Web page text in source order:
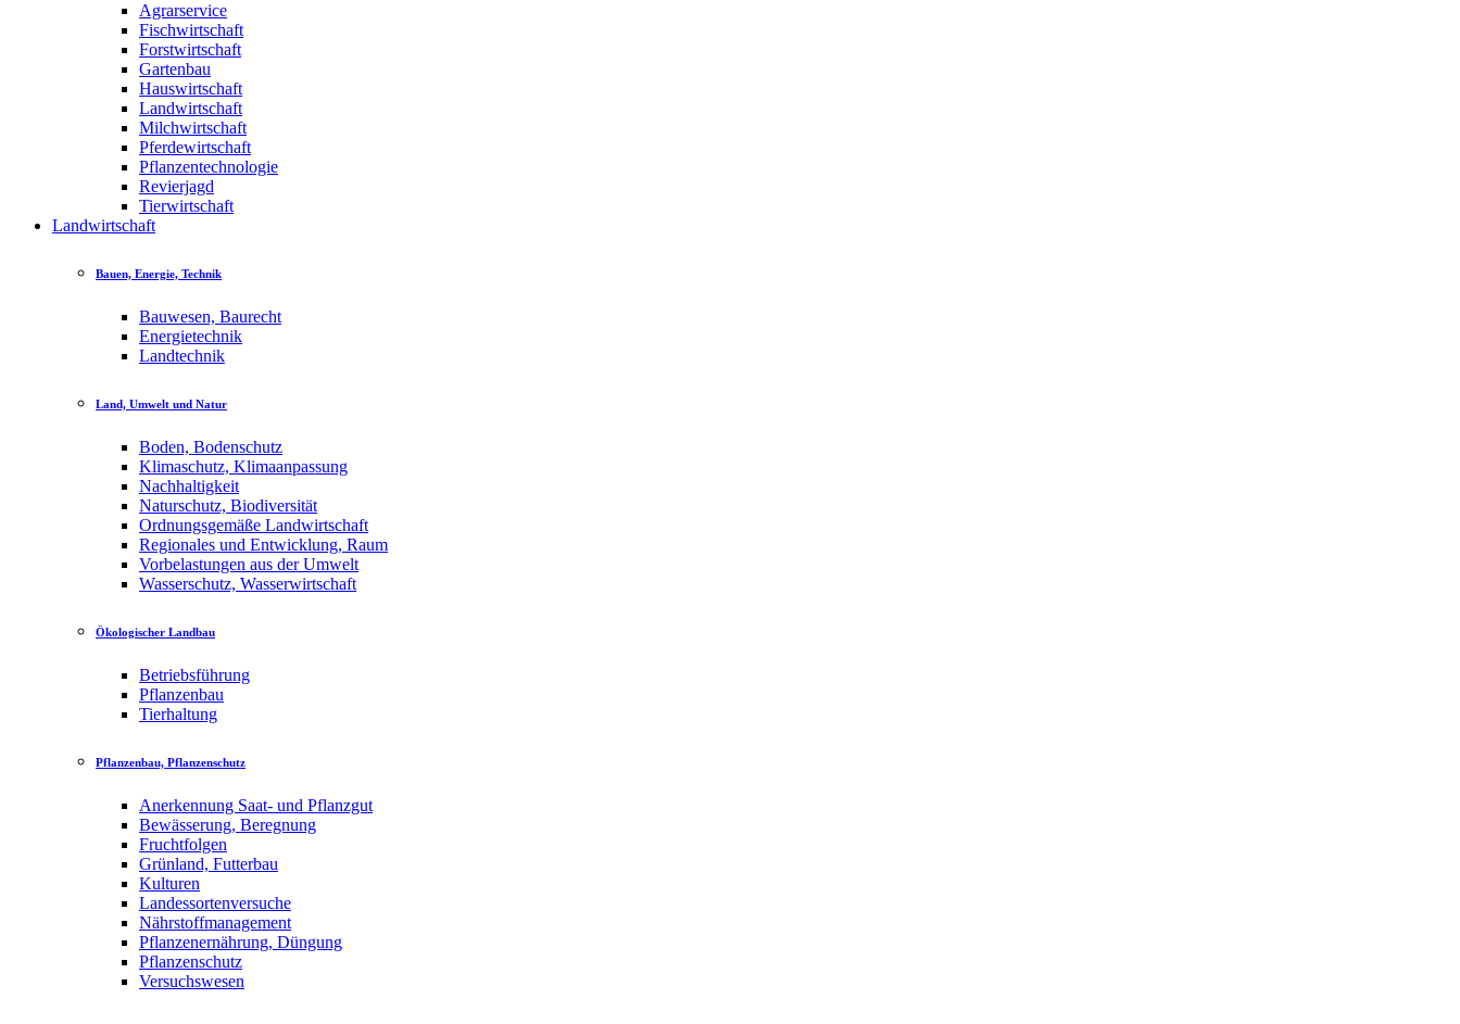
Agrarservice
Fischwirtschaft
Forstwirtschaft
Gartenbau
Hauswirtschaft
Landwirtschaft
Milchwirtschaft
Pferdewirtschaft
Pflanzentechnologie
Revierjagd
Tierwirtschaft
Landwirtschaft
Bauen, Energie, Technik
Bauwesen, Baurecht
Energietechnik
Landtechnik
Land, Umwelt und Natur
Boden, Bodenschutz
Klimaschutz, Klimaanpassung
Nachhaltigkeit
Naturschutz, Biodiversität
Ordnungsgemäße Landwirtschaft
Regionales und Entwicklung, Raum
Vorbelastungen aus der Umwelt
Wasserschutz, Wasserwirtschaft
Ökologischer Landbau
Betriebsführung
Pflanzenbau
Tierhaltung
Pflanzenbau, Pflanzenschutz
Anerkennung Saat- und Pflanzgut
Bewässerung, Beregnung
Fruchtfolgen
Grünland, Futterbau
Kulturen
Landessortenversuche
Nährstoffmanagement
Pflanzenernährung, Düngung
Pflanzenschutz
Versuchswesen